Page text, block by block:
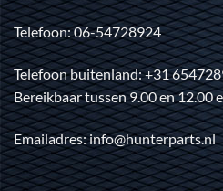
Telefoon: 06-54728924
Telefoon buitenland: +31
Bereikbaar tussen 9.00 en 12.00
Emailadres: info@hunterparts.nl